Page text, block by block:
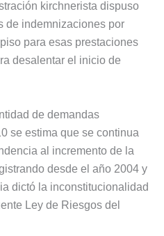
kirchnerista dispuso
de indemnizaciones por
para esas prestaciones
desalentar el inicio de
de demandas
se estima que se continua
al incremento de la
desde el año 2004 y
dictó la inconstitucionalidad
Ley de Riesgos del